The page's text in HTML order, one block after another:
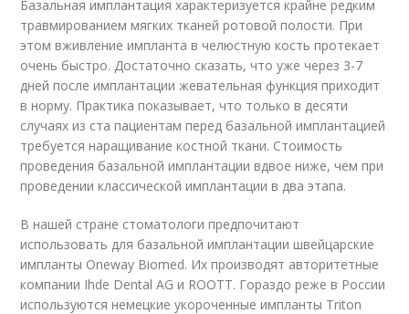
Базальная имплантация характеризуется крайне редким
травмированием мягких тканей ротовой полости. При
этом вживление импланта в челюстную кость протекает
очень быстро. Достаточно сказать, что уже через 3-7
дней после имплантации жевательная функция приходит
в норму. Практика показывает, что только в десяти
случаях из ста пациентам перед базальной имплантацией
требуется наращивание костной ткани. Стоимость
проведения базальной имплантации вдвое ниже, чем при
проведении классической имплантации в два этапа.
В нашей стране стоматологи предпочитают
использовать для базальной имплантации швейцарские
импланты Oneway Biomed. Их производят авторитетные
компании Ihde Dental AG и ROOTT. Гораздо реже в России
используются немецкие укороченные импланты Triton